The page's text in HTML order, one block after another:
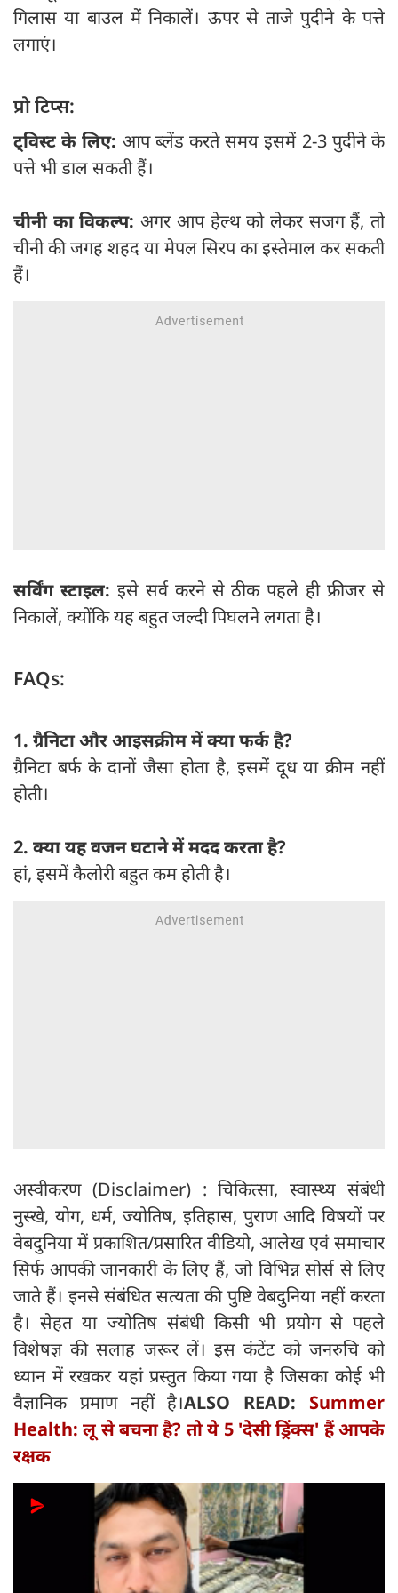
गिलास या बाउल में निकालें। ऊपर से ताजे पुदीने के पत्ते
लगाएं।
प्रो टिप्स:
ट्विस्ट के लिए: आप ब्लेंड करते समय इसमें 2-3 पुदीने के
पत्ते भी डाल सकती हैं।
चीनी का विकल्प:अगर आप हेल्थ को लेकर सजग हैं, तो
चीनी की जगह शहद या मेपल सिरप का इस्तेमाल कर सकती
हैं।
सर्विंग स्टाइल: इसे सर्व करने से ठीक पहले ही फ्रीजर से
निकालें, क्योंकि यह बहुत जल्दी पिघलने लगता है।
FAQs:
1. ग्रैनिटा और आइसक्रीम में क्या फर्क है?
ग्रैनिटा बर्फ के दानों जैसा होता है, इसमें दूध या क्रीम नहीं
होती।
2. क्या यह वजन घटाने में मदद करता है?
हां, इसमें कैलोरी बहुत कम होती है।
अस्वीकरण (Disclaimer) : चिकित्सा, स्वास्थ्य संबंधी
नुस्खे, योग, धर्म, ज्योतिष, इतिहास, पुराण आदि विषयों पर
वेबदुनिया में प्रकाशित/प्रसारित वीडियो, आलेख एवं समाचार
सिर्फ आपकी जानकारी के लिए हैं, जो विभिन्न सोर्स से लिए
जाते हैं। इनसे संबंधित सत्यता की पुष्टि वेबदुनिया नहीं करता
है। सेहत या ज्योतिष संबंधी किसी भी प्रयोग से पहले
विशेषज्ञ की सलाह जरूर लें। इस कंटेंट को जनरुचि को
ध्यान में रखकर यहां प्रस्तुत किया गया है जिसका कोई भी
वैज्ञानिक प्रमाण नहीं है।ALSO READ: Summer
Health: लू से बचना है? तो ये 5 'देसी ड्रिंक्स' हैं आपके
रक्षक